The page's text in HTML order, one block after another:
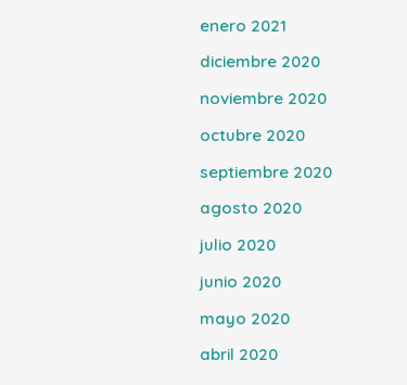
enero 2021
diciembre 2020
noviembre 2020
octubre 2020
septiembre 2020
agosto 2020
julio 2020
junio 2020
mayo 2020
abril 2020